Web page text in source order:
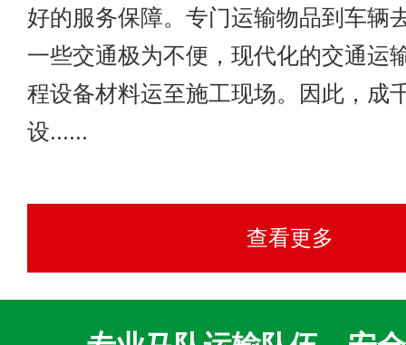
好的服务保障。专门运输物品到车辆
一些交通极为不便，现代化的交通运
程设备材料运至施工现场。因此，成
设......
查看更多